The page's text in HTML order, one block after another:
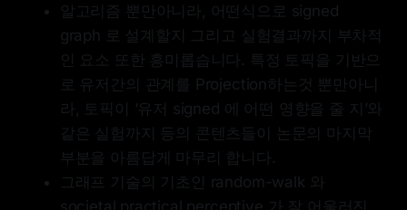
알고리즘 뿐만아니라, 어떤식으로 signed
graph 로 설계할지 그리고 실험결과까지 부차적
인 요소 또한 흥미롭습니다. 특정 토픽을 기반으
로 유저간의 관계를 Projection하는것 뿐만아니
라, 토픽이 ‘유저 signed 에 어떤 영향을 줄 지’와
같은 실험까지 등의 콘텐츠들이 논문의 마지막
부분을 아름답게 마무리 합니다.
그래프 기술의 기초인 random-walk 와